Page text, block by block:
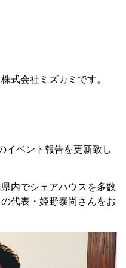
式会社ミズカミです。
イベント報告を更新致し
内でシェアハウスを多数
の代表・姫野泰尚さんをお